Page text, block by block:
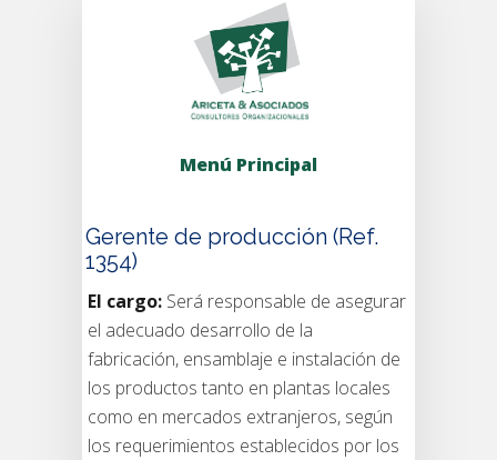
Menú Principal
Gerente de producción (Ref.
1354)
El cargo: Será responsable de asegurar
el adecuado desarrollo de la
fabricación, ensamblaje e instalación de
los productos tanto en plantas locales
como en mercados extranjeros, según
los requerimientos establecidos por los